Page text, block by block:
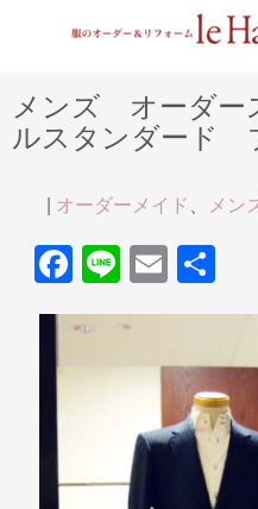
メンズ オーダ
ルスタンダード
| オーダーメイド、 メン
F
a
c
e
b
o
Li
n
e
E
m 有